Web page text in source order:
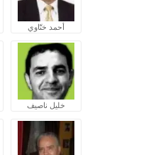
أحمد ختّاوي
خليل ناصيف